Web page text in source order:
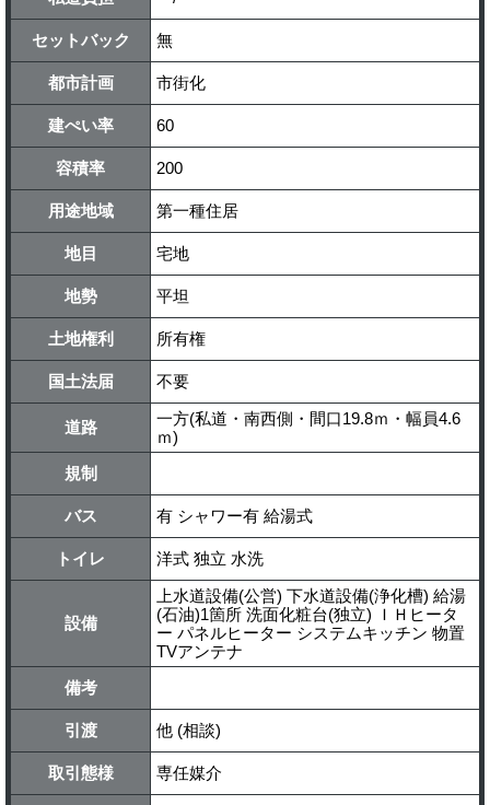
セットバック 無
都市計画 市街化
建ぺい率 60
容積率 200
用途地域 第一種住居
地目 宅地
地勢 平坦
土地権利 所有権
国土法届 不要
道路
一方(私道・南西側・間口19.8ｍ・幅員4.6
ｍ)
規制
バス 有 シャワー有 給湯式
トイレ 洋式 独立 水洗
設備
上水道設備(公営) 下水道設備(浄化槽) 給湯
(石油)1箇所 洗面化粧台(独立) ＩＨヒータ
ー パネルヒーター システムキッチン 物置
TVアンテナ
備考
引渡 他 (相談)
取引態様 専任媒介